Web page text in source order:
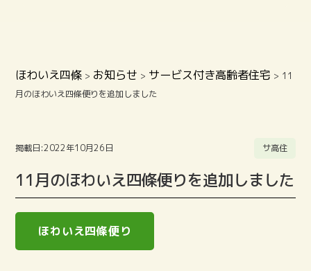
ほわいえ四條 > お知らせ > サービス付き高齢者住宅 > 11
月のほわいえ四條便りを追加しました
掲載日:2022年10月26日 サ高住
11月のほわいえ四條便りを追加しました
ほわいえ四條便り